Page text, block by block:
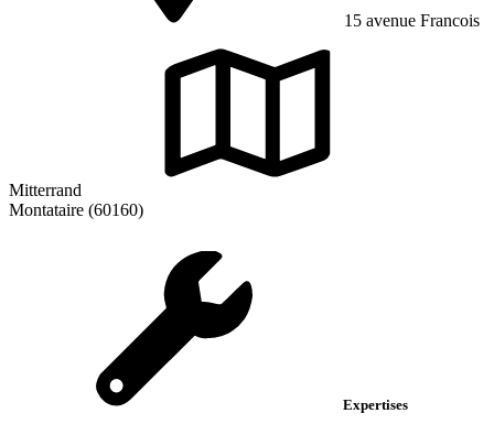
15 avenue Francois
Mitterrand
Montataire (60160)
Expertises